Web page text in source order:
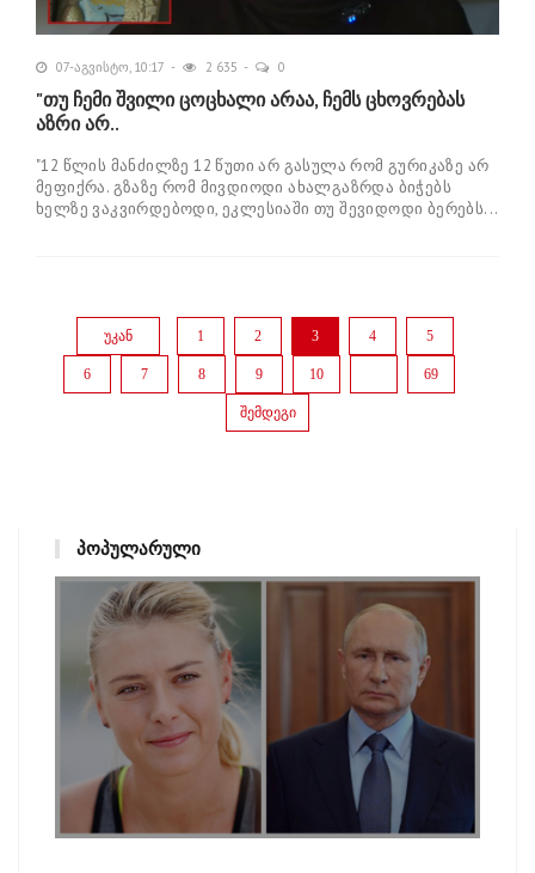
07-აგვისტო, 10:17 2 635 0
"თუ ჩემი შვილი ცოცხალი არაა, ჩემს ცხოვრებას
აზრი არ..
"12 წლის მანძილზე 12 წუთი არ გასულა რომ გურიკაზე არ
მეფიქრა. გზაზე რომ მივდიოდი ახალგაზრდა ბიჭებს
ხელზე ვაკვირდებოდი, ეკლესიაში თუ შევიდოდი ბერებს...
უკან 1 2 3 4 5
6 7 8 9 10 69
შემდეგი
ᲞᲝᲞᲣᲚᲐᲠᲣᲚᲘ